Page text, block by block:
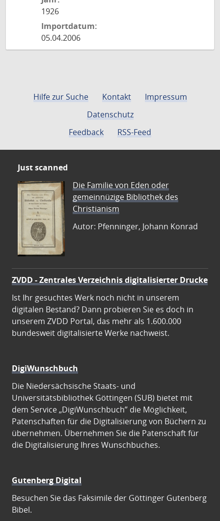
1926
Importdatum:
05.04.2006
Hilfe zur Suche Kontakt
Impressum
Datenschutz
Feedback
RSS-Feed
Just scanned
Die Familie von Eden oder
gemeinnüzige Bibliothek des
Christianism
Autor: Pfenninger, Johann Konrad
ZVDD - Zentrales Verzeichnis digitalisierter Drucke
Ist Ihr gesuchtes Werk noch nicht in unserem
digitalen Bestand? Dann probieren Sie es doch in
unserem ZVDD Portal, das mehr als 1.600.000
bundesweit digitalisierte Werke nachweist.
DigiWunschbuch
Die Niedersächsische Staats- und
Universitätsbibliothek Göttingen (SUB) bietet mit
dem Service „DigiWunschbuch” die Möglichkeit,
Patenschaften für die Digitalisierung von Büchern zu
übernehmen. Übernehmen Sie die Patenschaft für
die Digitalisierung Ihres Wunschbuches.
Gutenberg Digital
Besuchen Sie das Faksimile der Göttinger Gutenberg
Bibel.